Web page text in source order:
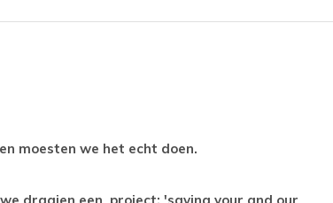
moesten we het echt doen.